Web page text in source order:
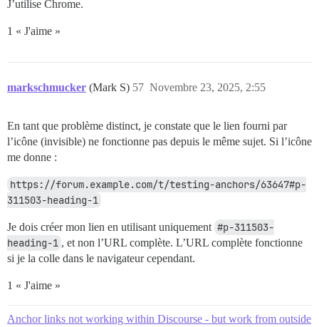
J’utilise Chrome.
1 « J'aime »
markschmucker (Mark S) Novembre 23, 2025, 2:55
57
En tant que problème distinct, je constate que le lien fourni par
l’icône (invisible) ne fonctionne pas depuis le même sujet. Si l’icône
me donne :
https://forum.example.com/t/testing-anchors/63647#p-
311503-heading-1
Je dois créer mon lien en utilisant uniquement #p-311503-
heading-1 , et non l’URL complète. L’URL complète fonctionne
si je la colle dans le navigateur cependant.
1 « J'aime »
Anchor links not working within Discourse - but work from outside